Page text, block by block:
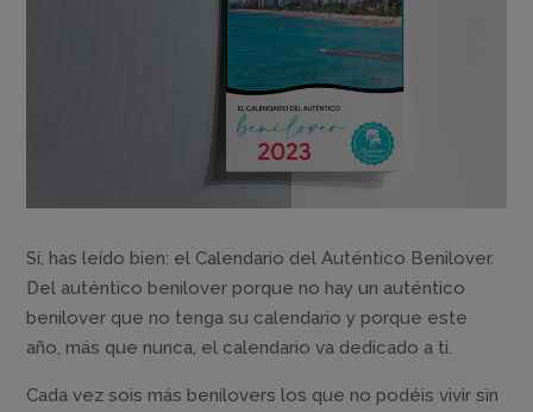
Sí, has leído bien: el Calendario del Auténtico Benilover.
Del auténtico benilover porque no hay un auténtico
benilover que no tenga su calendario y porque este
año, más que nunca, el calendario va dedicado a ti.
Cada vez sois más benilovers los que no podéis vivir sin